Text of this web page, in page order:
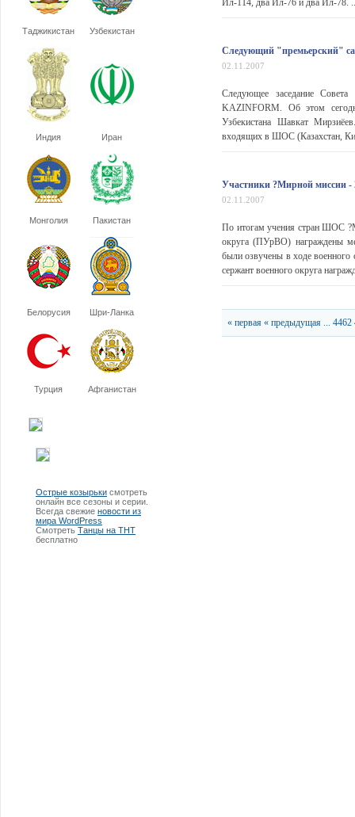
Таджикистан Узбекистан
Индия Иран
Монголия Пакистан
Белорусия Шри-Ланка
Турция Афганистан
Острые козырьки смотреть
онлайн все сезоны и серии.
Всегда свежие новости из
мира WordPress
Смотреть Танцы на ТНТ
бесплатно
Ил-114, два Ил-76 и два Ил-78.
Следующий "премьерский"
02.11.2007
Следующее заседание
KAZINFORM. Об этом
Узбекистана Шавкат
входящих в ШОС (Казахстан,
Участники ?Мирной миссии -
02.11.2007
По итогам учения стран ШОС
округа (ПУрВО) награждены
были озвучены в ходе военного
сержант военного округа
« первая « предыдущая ... 4462